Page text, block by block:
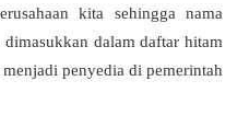
kita sehingga nama
dalam daftar hitam
penyedia di pemerintah